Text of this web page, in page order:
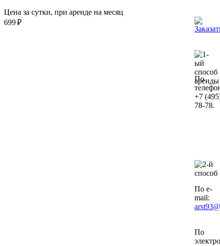
Цена за сутки, при аренде на месяц
699₽
По
+7
78-78.
По e-
mail:
По